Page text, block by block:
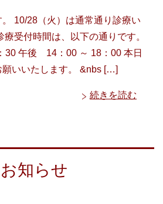
10/28（火）は通常通り診療い
受付時間は、以下の通りです。
午後 14：00 ～ 18：00 本日
願いいたします。 &nbs […]
続きを読む
お知らせ